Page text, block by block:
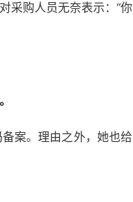
采购人员无奈表示：“你
案。理由之外，她也给